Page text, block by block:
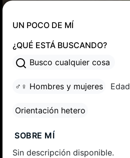
UN POCO DE MÍ
¿QUÉ ESTÁ BUSCANDO?
Busco cualquier cosa
♂♀ Hombres y mujeres Edad
Orientación hetero
SOBRE MÍ
Sin descripción disponible.